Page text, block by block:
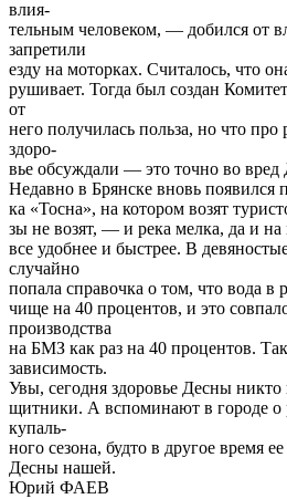
влия-
тельным человеком, — добился от
запретили
езду на моторках. Считалось, что
рушивает. Тогда был создан
от
него получилась польза, но что
здоро-
вье обсуждали — это точно во
Недавно в Брянске вновь появился
ка «Тосна», на котором возят
зы не возят, — и река мелка, да и
все удобнее и быстрее. В
случайно
попала справочка о том, что вода в
чище на 40 процентов, и это
производства
на БМЗ как раз на 40 процентов.
зависимость.
Увы, сегодня здоровье Десны никто
щитники. А вспоминают в городе о
купаль-
ного сезона, будто в другое время
Десны нашей.
Юрий ФАЕВ